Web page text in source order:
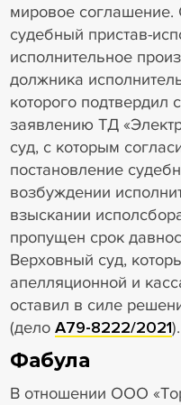
мировое соглашение.
судебный пристав-
исполнительное
должника
которого подтвердил
заявлению ТД
суд, с которым
постановление
возбуждении
взыскании
пропущен срок
Верховный суд,
апелляционной и
оставил в силе
(дело А79-8222/2021).
Фабула
В отношении ООО